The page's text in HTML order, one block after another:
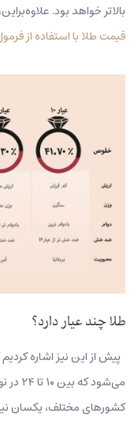
بالاتر خواهد بود.
قیمت طلا با استفاده از
طلا چند عیار دارد؟
پیش از این نیز اشاره
کشورهای مختلف، یکسان